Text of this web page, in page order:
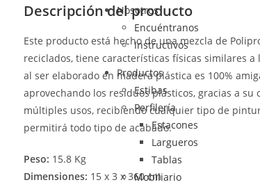
Nosotros
Encuéntranos
Instructivos
Productos
Estibas
Perfilería
Estacones
Largueros
Tablas
Mobiliario
Descripción del producto
Este producto está hecho de una mezcla de
reciclados, tiene características físicas similares
al ser elaborado en madera plástica es 100%
aprovechando los residuos plásticos, gracias a su
múltiples usos, recibiendo cualquier tipo de
permitirá todo tipo de acabado.
Peso: 15.8 Kg
Dimensiones: 15 x 3 x 360 cm